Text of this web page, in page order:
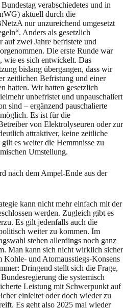
verabschiedetes und in
aktuell durch die
nur unzureichend umgesetzt
Anders als gesetzlich
zwei Jahre befristete und
Die erste Runde war
wie es sich entwickelt. Das
bislang übergangen, dass wir
zeitlichen Befristung und einer
hatten. Wir hatten gesetzlich
unbefristet und unpauschaliert
sind – ergänzend pauschalierte
Es ist für die
von Elektrolyseuren oder zur
attraktiver, keine zeitliche
es weiter die Hemmnisse zu
Umstellung.
nach dem Ampel-Ende aus der
kann nicht mehr einfach mit der
werden. Zugleich gibt es
Es gilt jedenfalls auch die
weiter zu kommen. Im
stehen allerdings noch ganz
Man kann sich nicht wirklich sicher
und Atomausstiegs-Konsens
Dringend stellt sich die Frage,
die systemisch
Leistung mit Schwerpunkt auf
einleitet oder doch wieder zu
Es geht also 2025 mal wieder